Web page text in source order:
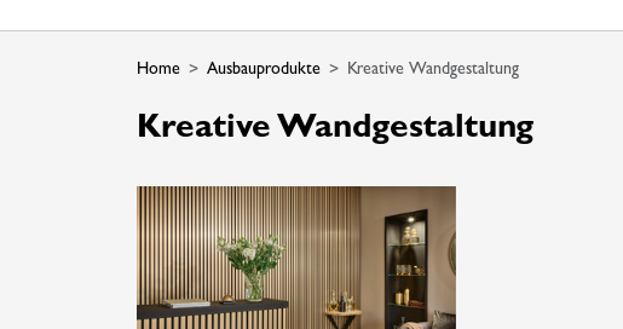
Home Ausbauprodukte Kreative Wandgestaltung
Kreative Wandgestaltung